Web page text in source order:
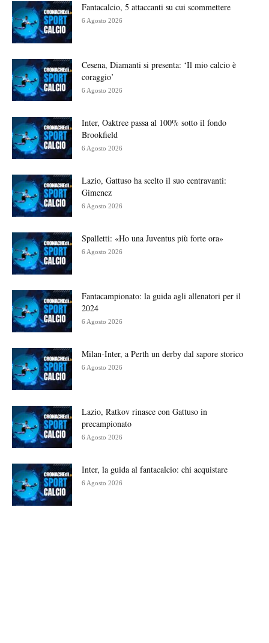
Fantacalcio, 5 attaccanti su cui scommettere
6 Agosto 2026
Cesena, Diamanti si presenta: ‘Il mio calcio è
coraggio’
6 Agosto 2026
Inter, Oaktree passa al 100% sotto il fondo
Brookfield
6 Agosto 2026
Lazio, Gattuso ha scelto il suo centravanti:
Gimenez
6 Agosto 2026
Spalletti: «Ho una Juventus più forte ora»
6 Agosto 2026
Fantacampionato: la guida agli allenatori per il
2024
6 Agosto 2026
Milan-Inter, a Perth un derby dal sapore storico
6 Agosto 2026
Lazio, Ratkov rinasce con Gattuso in
precampionato
6 Agosto 2026
Inter, la guida al fantacalcio: chi acquistare
6 Agosto 2026